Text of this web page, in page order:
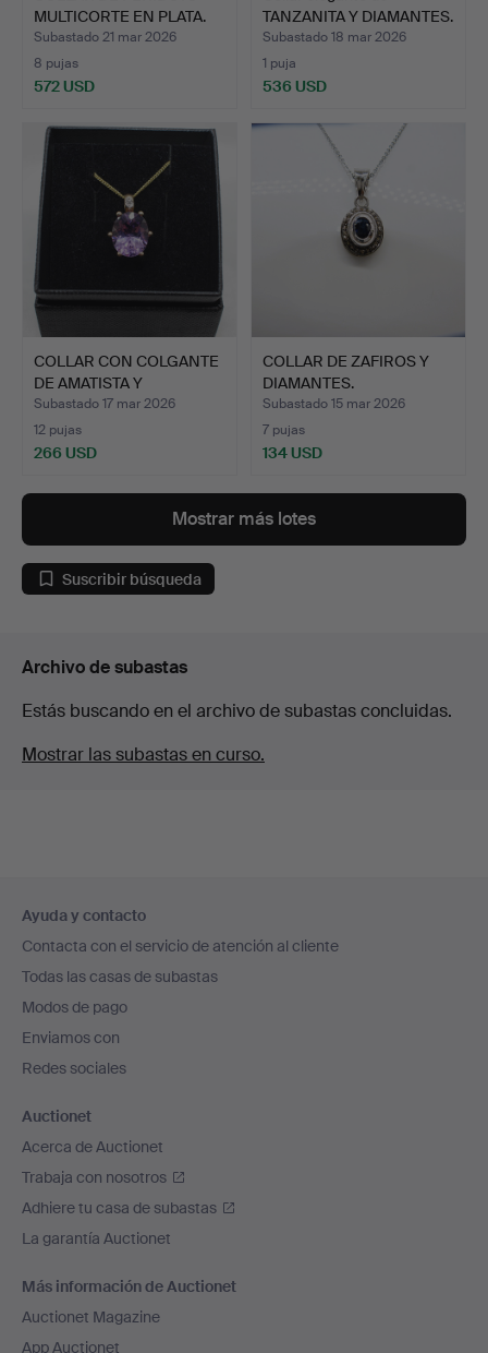
MULTICORTE EN PLATA.
Subastado 21 mar 2026
8 pujas
572 USD
TANZANITA Y DIAMANTES.
Subastado 18 mar 2026
1 puja
536 USD
COLLAR CON COLGANTE
DE AMATISTA Y
DIAMANTE…
Subastado 17 mar 2026
12 pujas
266 USD
COLLAR DE ZAFIROS Y
DIAMANTES.
Subastado 15 mar 2026
7 pujas
134 USD
Mostrar más lotes
Suscribir búsqueda
Archivo de subastas
Estás buscando en el archivo de subastas concluidas.
Mostrar las subastas en curso.
en
el
pie
de
página
Ayuda y contacto
Contacta con el servicio de atención al cliente
Todas las casas de subastas
Modos de pago
Enviamos con
Redes sociales
Auctionet
Acerca de Auctionet
Trabaja con nosotros
Adhiere tu casa de subastas
La garantía Auctionet
Más información de Auctionet
Auctionet Magazine
App Auctionet